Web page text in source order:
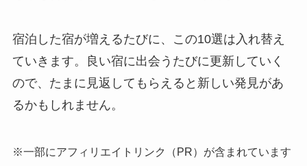
宿泊した宿が増えるたびに、この10選は入れ替え
ていきます。良い宿に出会うたびに更新していく
ので、たまに見返してもらえると新しい発見があ
るかもしれません。
※一部にアフィリエイトリンク（PR）が含まれています